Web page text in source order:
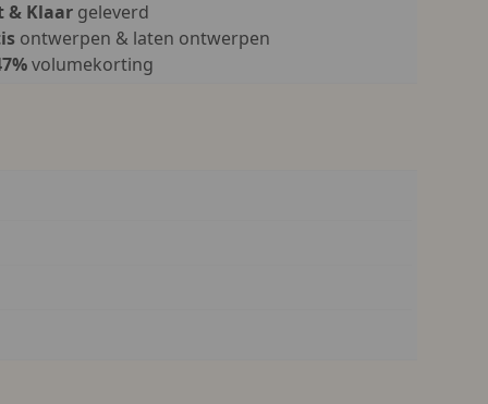
& Klaargeleverd
ontwerpen & laten ontwerpen
volumekorting